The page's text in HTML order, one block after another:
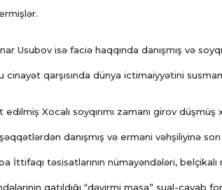
Usubov isə faciə haqqında danışmış və
cinayət qarşısında dünya ictimaiyyətini
Xocalı soyqırımı zamanı girov
danışmış və erməni vəhşiliyinə
İttifaqı təsisatlarının nümayəndələri,
qatıldığı “dəyirmi masa” sual-cavab